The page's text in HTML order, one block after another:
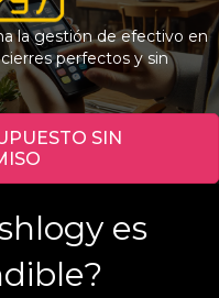
la gestión de efectivo en
perfectos y sin
SIN
es